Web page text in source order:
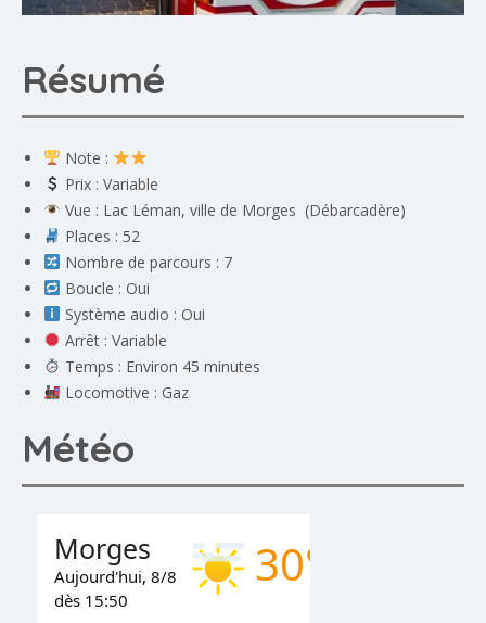
Résumé
Note :
Prix : Variable
Vue : Lac Léman, ville de Morges (Débarcadère)
Places : 52
Nombre de parcours : 7
Boucle : Oui
Système audio : Oui
Arrêt : Variable
Temps : Environ 45 minutes
Locomotive : Gaz
Météo